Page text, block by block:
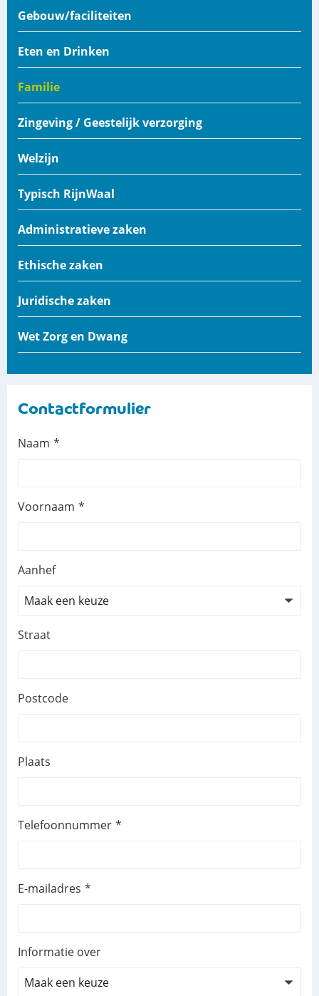
Gebouw/faciliteiten
Eten en Drinken
Familie
Zingeving / Geestelijk verzorging
Welzijn
Typisch RijnWaal
Administratieve zaken
Ethische zaken
Juridische zaken
Wet Zorg en Dwang
Contactformulier
Leave
Naam
Voornaam
Aanhef
Straat
Postcode
Plaats
Telefoonnummer
E-mailadres
Informatie over